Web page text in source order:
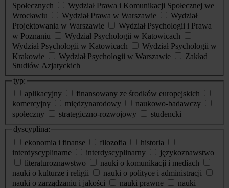
Społecznych
Wydział Prawa i Komunikacji Społecznej we
Wrocławiu
Wydział Prawa w Warszawie
Wydział
Projektowania w Warszawie
Wydział Psychologii i Prawa
w Poznaniu
Wydział Psychologii w Katowicach
Wydział Psychologii w Katowicach
Wydział Psychologii w
Krakowie
Wydział Psychologii w Warszawie
Zakład
Studiów Azjatyckich
typ:
aplikacyjny
finansowany ze środków europejskich
komercyjny
międzynarodowy
naukowo-badawczy
społeczny
strategiczno-rozwojowy
studencki
dyscyplina:
ekonomia i finanse
filozofia
historia
interdyscyplinarne
interdyscyplinarny
językoznawstwo
literaturoznawstwo
nauki o komunikacji i mediach
nauki o kulturze i religii
nauki o polityce i administracji
nauki o zarządzaniu i jakości
nauki prawne
nauki